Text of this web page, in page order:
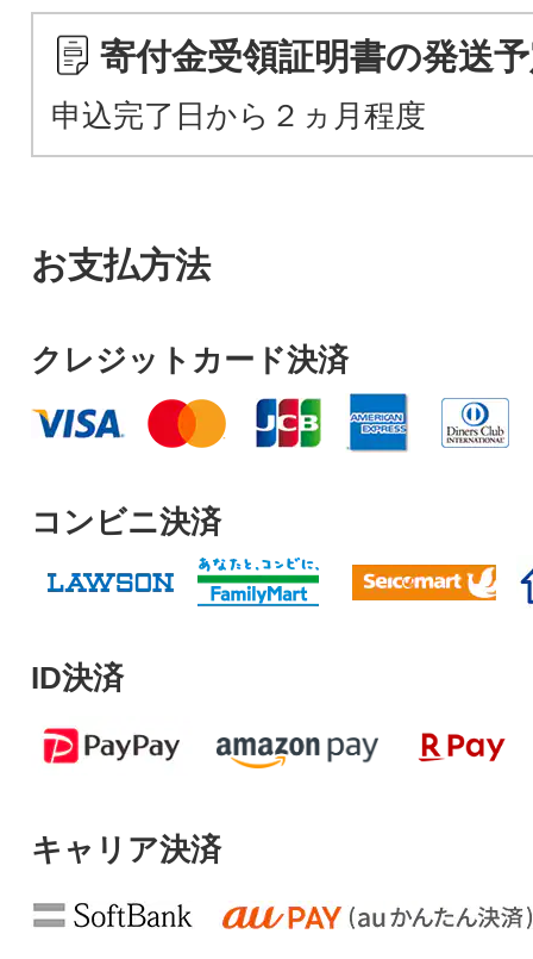
寄付金受領証明書の発送
申込完了日から２ヵ月程度
お支払方法
クレジットカード決済
コンビニ決済
ID決済
キャリア決済